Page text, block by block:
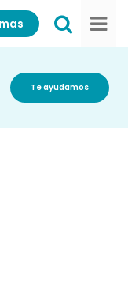
Te ayudamos